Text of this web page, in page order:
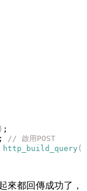
) ;
;
// 啟用POST
http_build_query(
來都回傳成功了，